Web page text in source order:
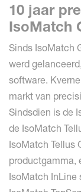
10 jaar
IsoMatch
Sinds IsoMatch
werd
software.
markt van
Sindsdien is de
de IsoMatch
IsoMatch Tellus
productgamma,
IsoMatch InLine